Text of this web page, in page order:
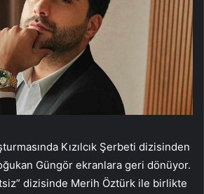
Kızılcık Şerbeti dizisinden
Güngör ekranlara geri dönüyor.
dizisinde Merih Öztürk ile birlikte